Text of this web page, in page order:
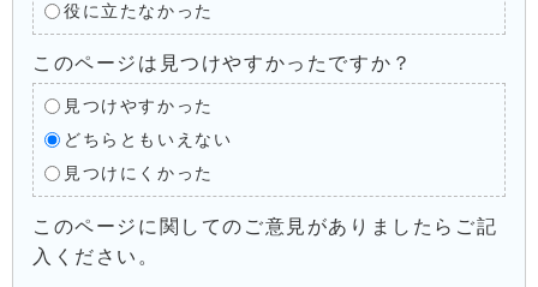
役に立たなかった
このページは見つけやすかったですか？
見つけやすかった
どちらともいえない
見つけにくかった
このページに関してのご意見がありましたらご記
入ください。